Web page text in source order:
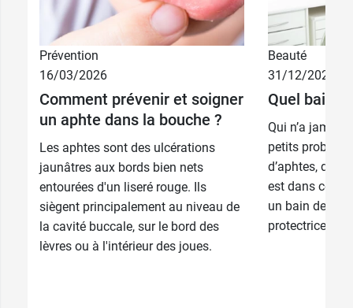
Prévention
16/03/2026
Comment prévenir et soigner
un aphte dans la bouche ?
Les aphtes sont des ulcérations
jaunâtres aux bords bien nets
entourées d'un liseré rouge. Ils
siègent principalement au niveau de
la cavité buccale, sur le bord des
lèvres ou à l'intérieur des joues.
Beauté
31/12/2025
Quel bain
Qui n’a
petits
d’aphtes, de
est dans ces
un bain de
protectrice,